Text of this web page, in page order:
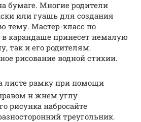
бумаге. Многие родители
или гуашь для создания
тему. Мастер-класс по
карандаше принесет немалую
так и его родителям.
рисование водной стихии.
листе рамку при помощи
н жнем углу
рисунка набросайте
треугольник.